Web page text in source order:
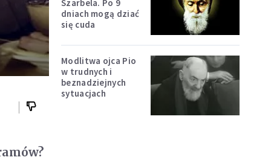
Szarbela. Po 9
dniach mogą dziać
się cuda
Modlitwa ojca Pio
w trudnych i
beznadziejnych
sytuacjach